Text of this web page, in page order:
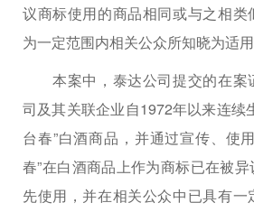
议商标使用的商品相同或与之相
为一定范围内相关公众所知晓为适用
本案中，泰达公司提交的在案
司及其关联企业自1972年以来连续
台春”白酒商品，并通过宣传、使
春”在白酒商品上作为商标已在被
先使用，并在相关公众中已具有一